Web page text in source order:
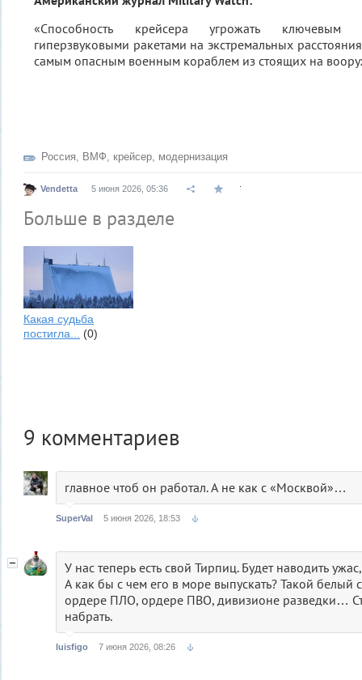
«Способность крейсера угрожать ключевым
гиперзвуковыми ракетами на экстремальных
самым опасным военным кораблем из стоящих на
Россия, ВМФ, крейсер, модернизация
Vendetta 5 июня 2026, 05:36
Больше в разделе
Какая судьба
постигла...
(0)
9 комментариев
главное чтоб он работал. А не как с «Москвой»…
SuperVal 5 июня 2026, 18:53
У нас теперь есть свой Тирпиц. Будет наводить
А как бы с чем его в море выпускать? Такой белый
ордере ПЛО, ордере ПВО, дивизионе разведки…
набрать.
luisfigo 7 июня 2026, 08:26